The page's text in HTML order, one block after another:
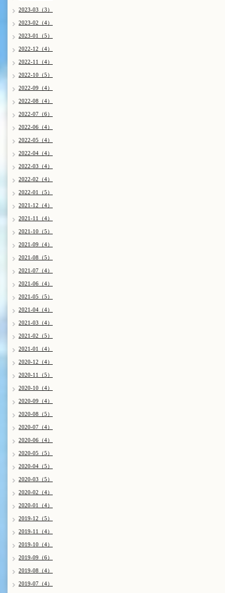
2023-03（3）
2023-02（4）
2023-01（5）
2022-12（4）
2022-11（4）
2022-10（5）
2022-09（4）
2022-08（4）
2022-07（6）
2022-06（4）
2022-05（4）
2022-04（4）
2022-03（4）
2022-02（4）
2022-01（5）
2021-12（4）
2021-11（4）
2021-10（5）
2021-09（4）
2021-08（5）
2021-07（4）
2021-06（4）
2021-05（5）
2021-04（4）
2021-03（4）
2021-02（5）
2021-01（4）
2020-12（4）
2020-11（5）
2020-10（4）
2020-09（4）
2020-08（5）
2020-07（4）
2020-06（4）
2020-05（5）
2020-04（5）
2020-03（5）
2020-02（4）
2020-01（4）
2019-12（5）
2019-11（4）
2019-10（4）
2019-09（6）
2019-08（4）
2019-07（4）